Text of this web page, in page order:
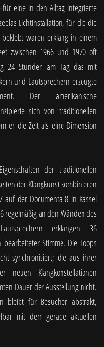
für eine in den Alltag integrierte
Lichtinstallation, für die die
waren erklang in einem
zwischen 1966 und 1970 oft
24 Stunden am Tag das mit
und Lautsprechern erzeugte
Der amerikanische
sich von traditionellen
er die Zeit als eine Dimension
der traditionellen
der Klangkunst kombinieren
auf der Documenta 8 in Kassel
regelmäßig an den Wänden des
erklangen 36
Stimme. Die Loops
synchronisiert; die aus ihrer
neuen Klangkonstellationen
Dauer der Ausstellung nicht.
bleibt für Besucher abstrakt,
mit dem gerade aktuellen